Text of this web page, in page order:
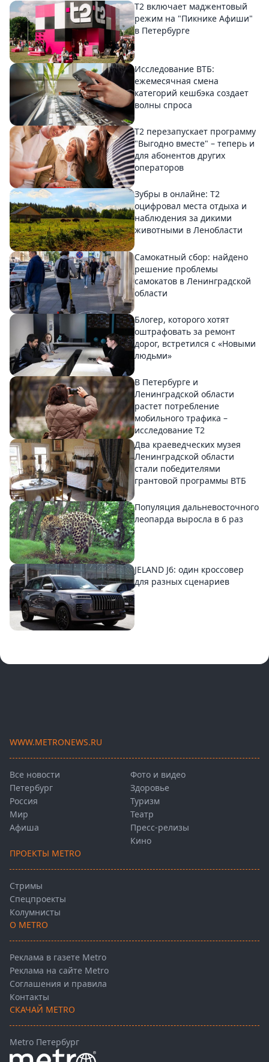
Т2 включает маджентовый
режим на "Пикнике Афиши"
в Петербурге
Исследование ВТБ:
ежемесячная смена
категорий кешбэка создает
волны спроса
Т2 перезапускает программу
"Выгодно вместе" – теперь и
для абонентов других
операторов
Зубры в онлайне: Т2
оцифровал места отдыха и
наблюдения за дикими
животными в Ленобласти
Самокатный сбор: найдено
решение проблемы
самокатов в Ленинградской
области
Блогер, которого хотят
оштрафовать за ремонт
дорог, встретился с «Новыми
людьми»
В Петербурге и
Ленинградской области
растет потребление
мобильного трафика –
исследование T2
Два краеведческих музея
Ленинградской области
стали победителями
грантовой программы ВТБ
Популяция дальневосточного
леопарда выросла в 6 раз
JELAND J6: один кроссовер
для разных сценариев
WWW.METRONEWS.RU
Все новости
Петербург
Россия
Мир
Афиша
Фото и видео
Здоровье
Туризм
Театр
Пресс-релизы
Кино
ПРОЕКТЫ METRO
Стримы
Спецпроекты
Колумнисты
О METRO
Реклама в газете Metro
Реклама на сайте Metro
Соглашения и правила
Контакты
СКАЧАЙ METRO
Metro Петербург